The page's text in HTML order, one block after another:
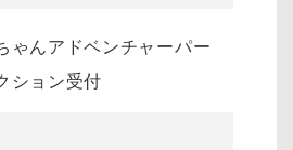
ゃんアドベンチャーパー
ション受付